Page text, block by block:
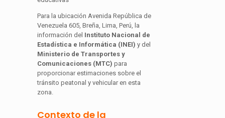
Para la ubicación Avenida República de
Venezuela 605, Breña, Lima, Perú, la
información del Instituto Nacional de
Estadística e Informática (INEI) y del
Ministerio de Transportes y
Comunicaciones (MTC) para
proporcionar estimaciones sobre el
tránsito peatonal y vehicular en esta
zona.
Contexto de la